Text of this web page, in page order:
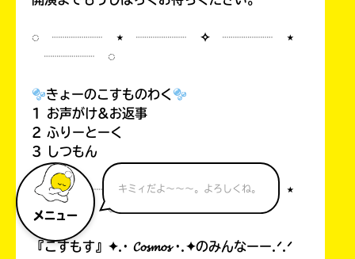
メニュー
キミィだよ～～～。よろしくね。
◌ ┈┈┈┈ ⋆ ┈┈┈┈ ✧ ┈┈┈┈ ⋆
┈┈┈┈ ◌
きょーのこすものわく
1 お声がけ&お返事
2 ふりーとーく
3 しつもん
◌ ┈┈┈┈ ⋆ ┈┈┈┈ ✧ ┈┈┈┈ ⋆
┈┈┈┈ ◌
『こすもす』✦.· 𝓒𝓸𝓼𝓶𝓸𝓼 ·.✦のみんなーー.ᐟ.ᐟ